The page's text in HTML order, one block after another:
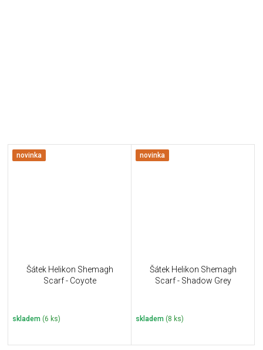
novinka
Šátek Helikon Shemagh
Scarf - Coyote
skladem (6 ks)
novinka
Šátek Helikon Shemagh
Scarf - Shadow Grey
skladem (8 ks)